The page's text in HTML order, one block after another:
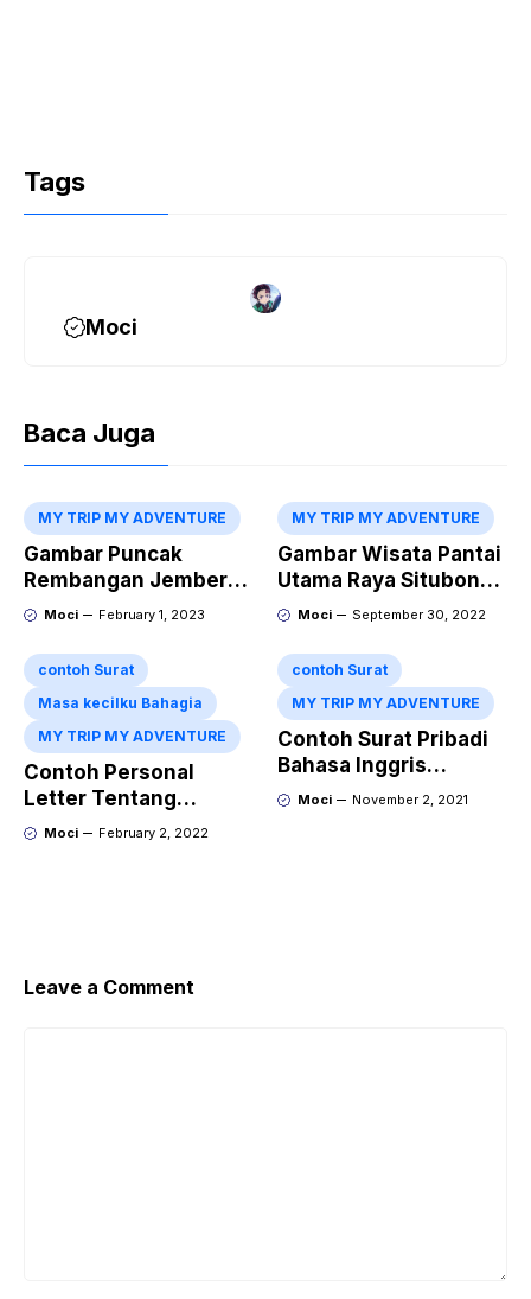
Tags
Moci
Baca Juga
MY TRIP MY ADVENTURE
Gambar Puncak
Rembangan Jember
Terbaru
Moci February 1, 2023
MY TRIP MY ADVENTURE
Gambar Wisata Pantai
Utama Raya Situbondo
Perbatasan
Moci September 30, 2022
contoh Surat
Masa kecilku Bahagia
MY TRIP MY ADVENTURE
Contoh Personal
Letter Tentang
Liburan Ke Jogja
Moci February 2, 2022
contoh Surat
MY TRIP MY ADVENTURE
Contoh Surat Pribadi
Bahasa Inggris
Tentang Liburan Ke
Moci November 2, 2021
Leave a Comment